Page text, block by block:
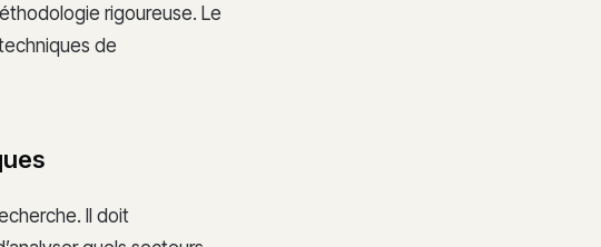
rigoureuse. Le
de
Il doit